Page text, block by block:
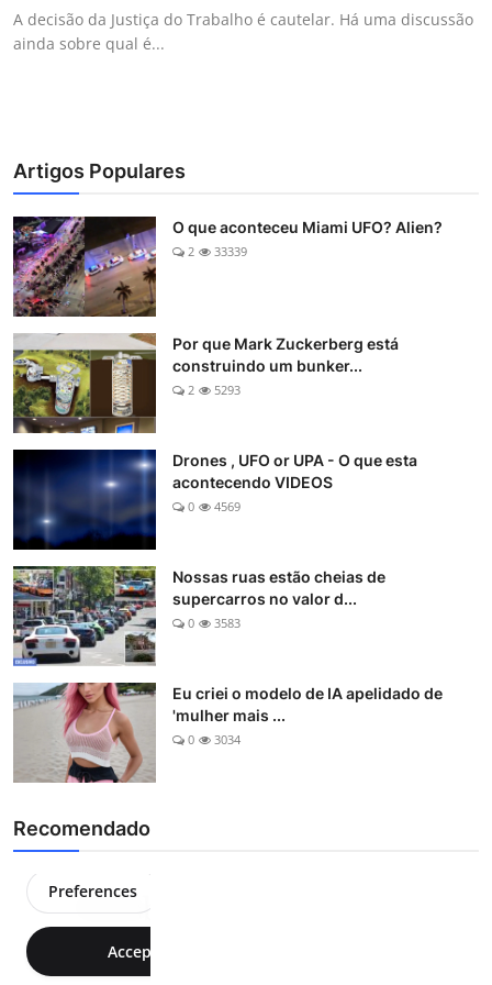
A decisão da Justiça do Trabalho é cautelar. Há uma discussão
ainda sobre qual é...
Artigos Populares
O que aconteceu Miami UFO? Alien?
2 33339
Por que Mark Zuckerberg está
construindo um bunker...
2 5293
Drones , UFO or UPA - O que esta
acontecendo VIDEOS
0 4569
Nossas ruas estão cheias de
supercarros no valor d...
0 3583
Eu criei o modelo de IA apelidado de
'mulher mais ...
0 3034
Recomendado